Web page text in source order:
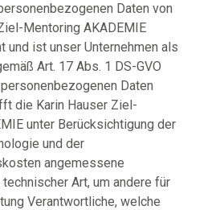
Daten von
Mentoring AKADEMIE
und ist unser Unternehmen als
Art. 17 Abs. 1 DS-GVO
Daten
die Karin Hauser Ziel-
unter Berücksichtigung der
und der
angemessene
technischer Art, um andere für
Verantwortliche, welche